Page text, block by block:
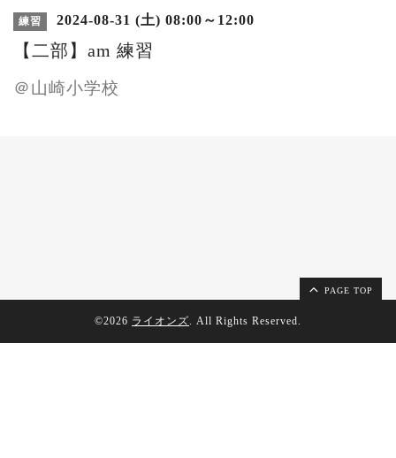
練習 2024-08-31 (土) 08:00～12:00
【二部】am 練習
＠山崎小学校
PAGE TOP
©2026 ライオンズ. All Rights Reserved.